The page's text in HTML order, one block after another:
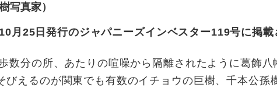
写真家）
月25日発行のジャパニーズインベスター119号に掲載
数分の所、あたりの喧噪から隔離されたように葛飾八
びえるのが関東でも有数のイチョウの巨樹、千本公孫